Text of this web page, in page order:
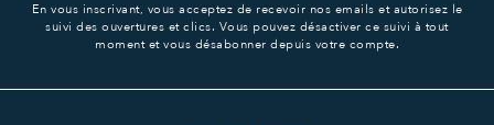
En vous inscrivant, vous acceptez de recevoir nos emails et autorisez le
suivi des ouvertures et clics. Vous pouvez désactiver ce suivi à tout
moment et vous désabonner depuis votre compte.